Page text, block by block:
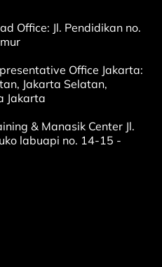
Office: Jl. Pendidikan no.
Office Jakarta:
Jakarta Selatan,
Jakarta
& Manasik Center Jl.
labuapi no. 14-15 -